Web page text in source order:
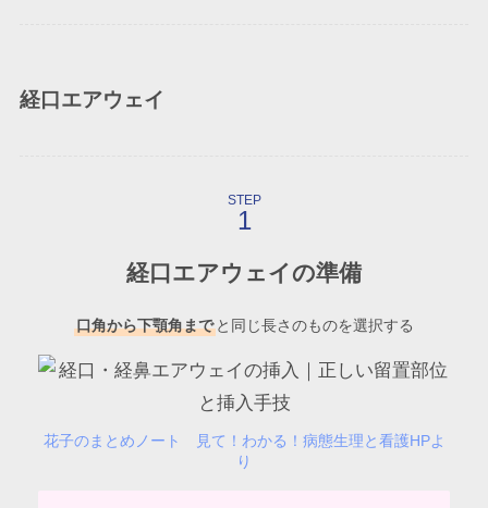
経口エアウェイ
STEP
経口エアウェイの準備
口角から下顎角まで と同じ長さのものを選択する
花子のまとめノート 見て！わかる！病態生理と看護HPよ
り